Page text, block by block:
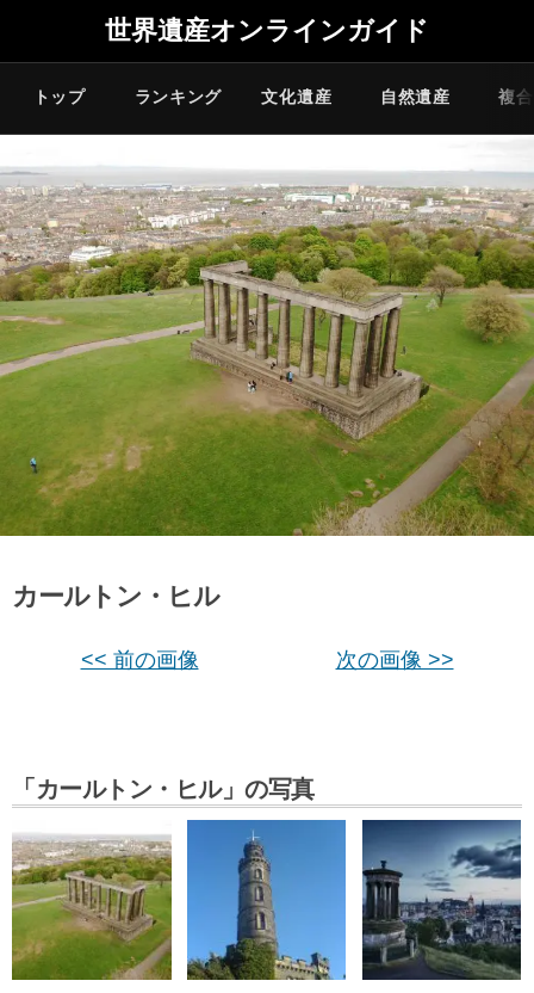
世界遺産オンラインガイド
トップ ランキング 文化遺産 自然遺産 複
カールトン・ヒル
<< 前の画像 次の画像 >>
「カールトン・ヒル」の写真